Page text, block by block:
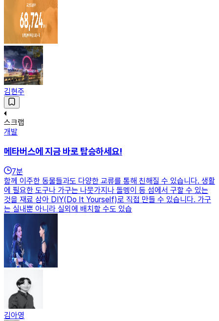
김현주
스크랩
개발
메타버스에 지금 바로 탑승하세요!
7분
함께 이주한 동물들과도 다양한 교류를 통해 친해질 수 있습니다. 생활
에 필요한 도구나 가구는 나뭇가지나 돌멩이 등 섬에서 구할 수 있는
것을 재료 삼아 DIY(Do It Yourself)로 직접 만들 수 있습니다. 가구
는 실내뿐 아니라 실외에 배치할 수도 있습
김아영